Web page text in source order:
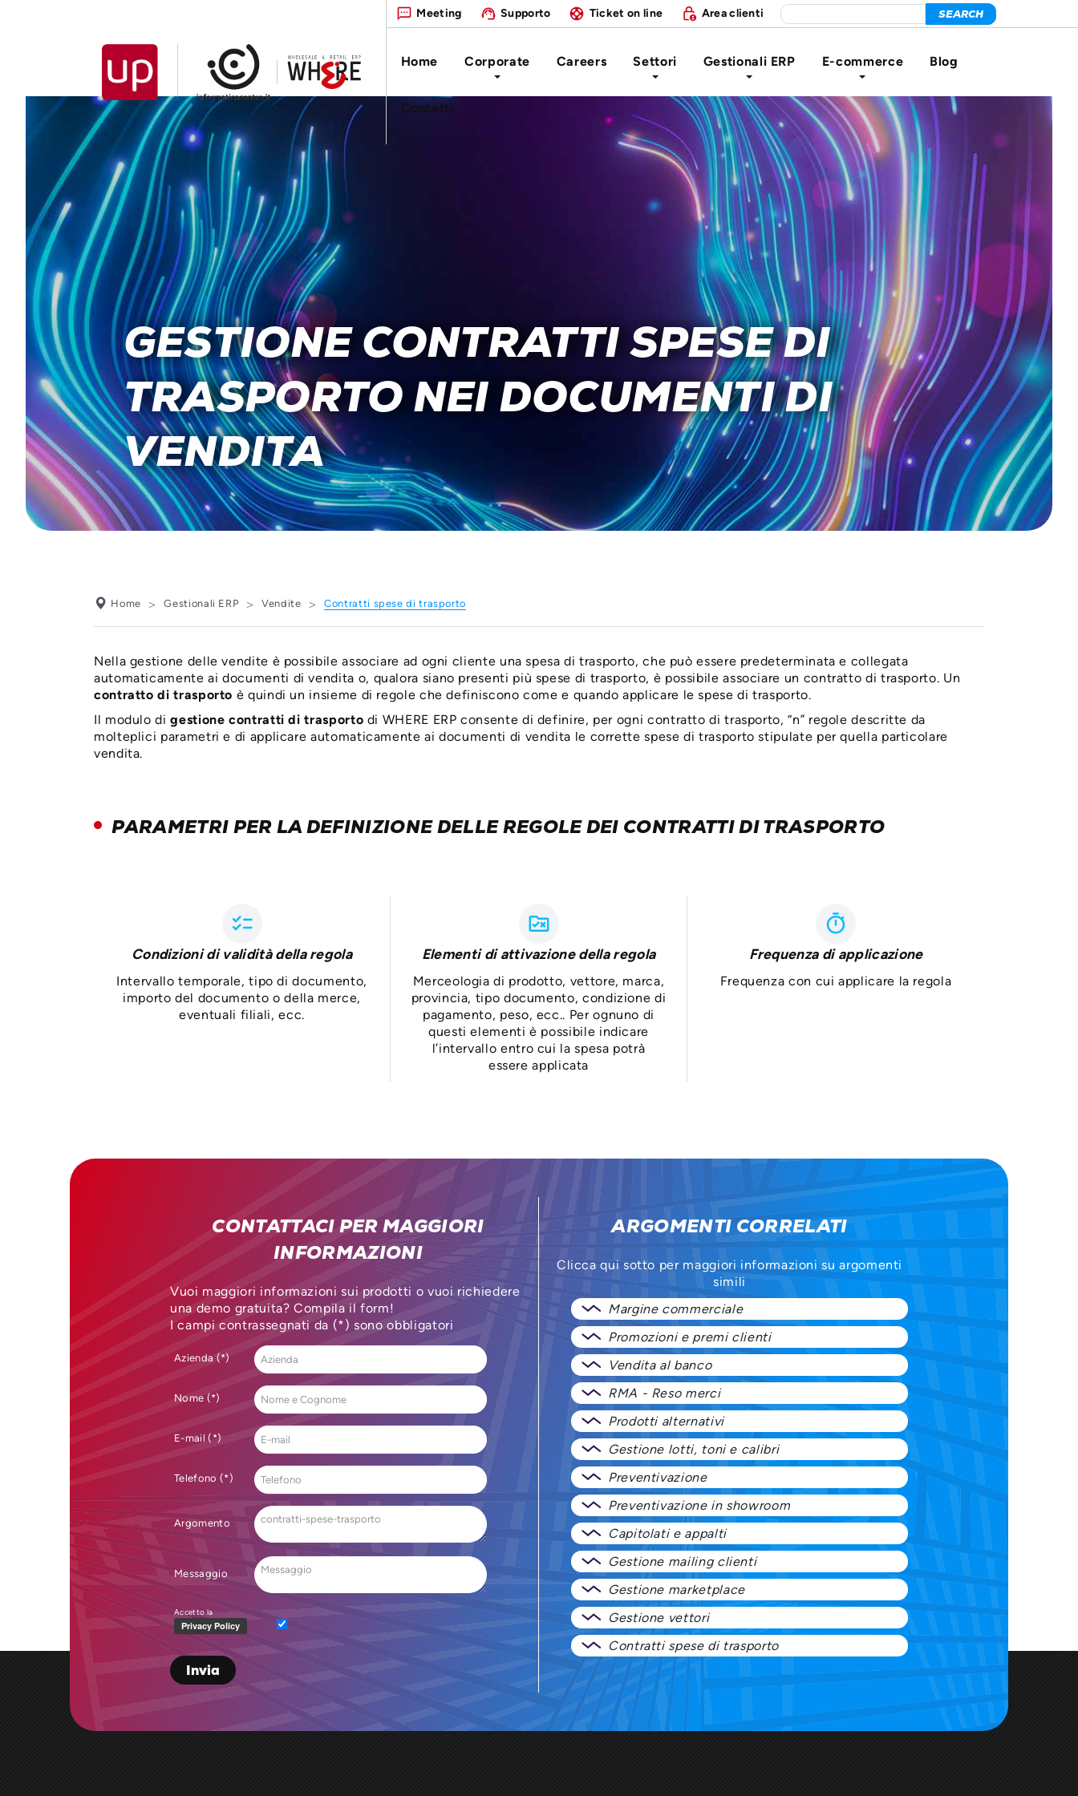
Meeting Supporto Ticket on line Area clienti
Home Corporate Careers Settori Gestionali ERP E-commerce Blog
Contatti
GESTIONE CONTRATTI SPESE DI
TRASPORTO NEI DOCUMENTI DI
VENDITA
Home Gestionali ERP Vendite Contratti spese di trasporto
Nella gestione delle vendite è possibile associare ad ogni cliente una spesa di trasporto, che può essere predeterminata e collegata
automaticamente ai documenti di vendita o, qualora siano presenti più spese di trasporto, è possibile associare un contratto di trasporto. Un
contratto di trasporto è quindi un insieme di regole che definiscono come e quando applicare le spese di trasporto.
Il modulo digestione contratti di trasporto di WHERE ERP consente di definire, per ogni contratto di trasporto, “n” regole descritte da
molteplici parametri e di applicare automaticamente ai documenti di vendita le corrette spese di trasporto stipulate per quella particolare
vendita.
PARAMETRI PER LA DEFINIZIONE DELLE REGOLE DEI CONTRATTI DI TRASPORTO
checklist
Condizioni di validità della regola
Intervallo temporale, tipo di documento,
importo del documento o della merce,
eventuali filiali, ecc.
rule_folder
Elementi di attivazione della regola
Merceologia di prodotto, vettore, marca,
provincia, tipo documento, condizione di
pagamento, peso, ecc.. Per ognuno di
questi elementi è possibile indicare
l’intervallo entro cui la spesa potrà
essere applicata
timer
Frequenza di applicazione
Frequenza con cui applicare la regola
CONTATTACI PER MAGGIORI
INFORMAZIONI
Vuoi maggiori informazioni sui prodotti o vuoi richiedere
una demo gratuita? Compila il form!
I campi contrassegnati da (*) sono obbligatori
Azienda (*)
Nome (*)
E-mail (*)
Telefono (*)
Argomento
Messaggio
Accetto la
ARGOMENTI CORRELATI
Clicca qui sotto per maggiori informazioni su argomenti
simili
Margine commerciale
Promozioni e premi clienti
Vendita al banco
RMA - Reso merci
Prodotti alternativi
Gestione lotti, toni e calibri
Preventivazione
Preventivazione in showroom
Capitolati e appalti
Gestione mailing clienti
Gestione marketplace
Gestione vettori
Contratti spese di trasporto